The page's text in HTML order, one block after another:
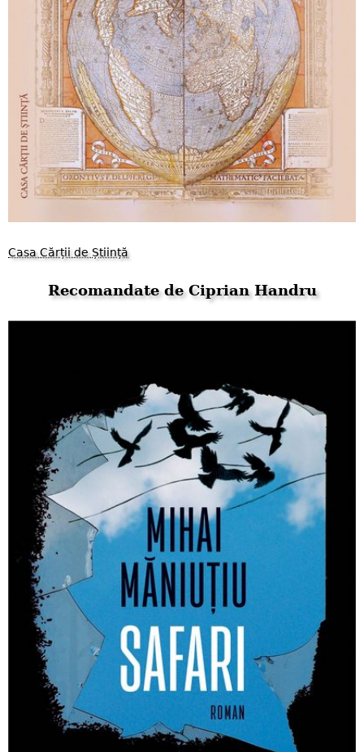
Casa Cărții de Știință
Recomandate de Ciprian Handru